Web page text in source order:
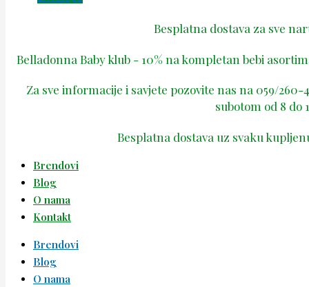
Besplatna dostava za sve
Belladonna Baby klub - 10% na kompletan bebi
Za sve informacije i savjete pozovite nas na 059/
subotom od 8 do
Besplatna dostava uz svaku
Brendovi
Blog
O nama
Kontakt
Brendovi
Blog
O nama